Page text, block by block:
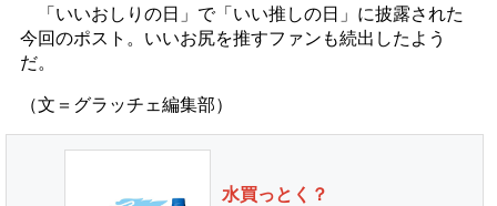
「いいおしりの日」で「いい推しの日」に披露された
今回のポスト。いいお尻を推すファンも続出したよう
だ。
（文＝グラッチェ編集部）
水買っとく？